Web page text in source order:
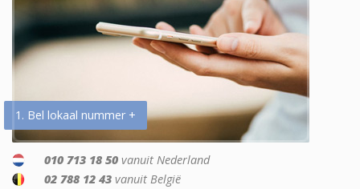
1. Bel lokaal nummer +
010 713 18 50 vanuit Nederland
02 788 12 43 vanuit België